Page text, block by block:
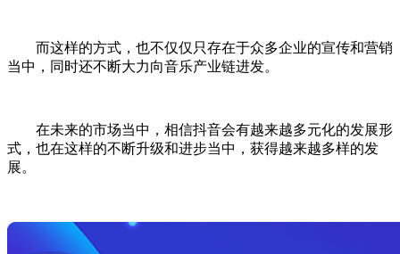
而这样的方式，也不仅仅只存在于众多企业的宣传和营销
当中，同时还不断大力向音乐产业链进发。
在未来的市场当中，相信抖音会有越来越多元化的发展形
式，也在这样的不断升级和进步当中，获得越来越多样的发
展。